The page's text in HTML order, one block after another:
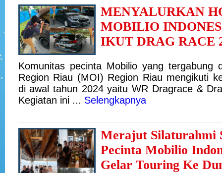
MENYALURKAN
MOBILIO
IKUT DRAG RACE
Komunitas pecinta Mobilio yang tergabung
Region Riau (MOI) Region Riau mengikuti
di awal tahun 2024 yaitu WR Dragrace &
Kegiatan ini ... Selengkapnya
Merajut Silaturahmi
Pecinta Mobilio
Gelar Touring Ke